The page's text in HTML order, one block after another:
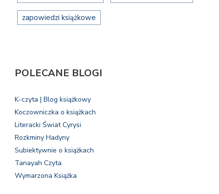
zapowiedzi książkowe
POLECANE BLOGI
K-czyta | Blog książkowy
Koczowniczka o książkach
Literacki Świat Cyrysi
Rozkminy Hadyny
Subiektywnie o książkach
Tanayah Czyta
Wymarzona Książka